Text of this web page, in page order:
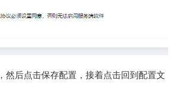
，然后点击保存配置，接着点击回到配置文